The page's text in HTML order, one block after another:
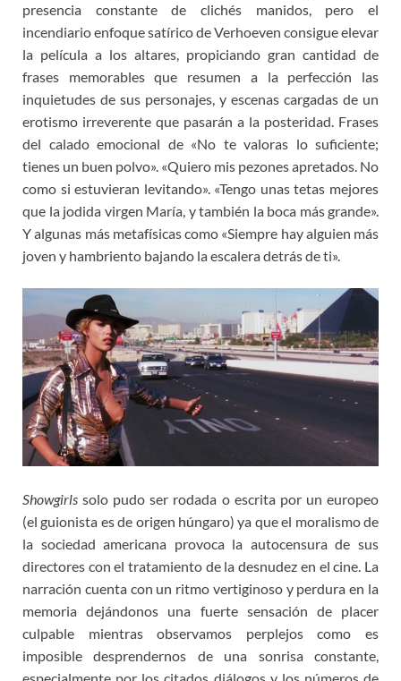
presencia constante de clichés manidos, pero el
incendiario enfoque satírico de Verhoeven consigue elevar
la película a los altares, propiciando gran cantidad de
frases memorables que resumen a la perfección las
inquietudes de sus personajes, y escenas cargadas de un
erotismo irreverente que pasarán a la posteridad. Frases
del calado emocional de «No te valoras lo suficiente;
tienes un buen polvo». «Quiero mis pezones apretados. No
como si estuvieran levitando». «Tengo unas tetas mejores
que la jodida virgen María, y también la boca más grande».
Y algunas más metafísicas como «Siempre hay alguien más
joven y hambriento bajando la escalera detrás de ti».
Showgirls solo pudo ser rodada o escrita por un europeo
(el guionista es de origen húngaro) ya que el moralismo de
la sociedad americana provoca la autocensura de sus
directores con el tratamiento de la desnudez en el cine. La
narración cuenta con un ritmo vertiginoso y perdura en la
memoria dejándonos una fuerte sensación de placer
culpable mientras observamos perplejos como es
imposible desprendernos de una sonrisa constante,